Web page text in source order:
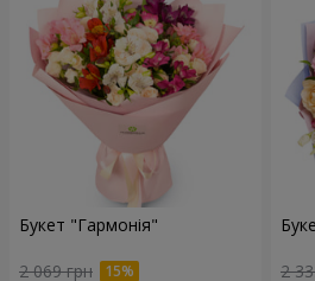
Букет "Гармонія"
2 069 грн 2